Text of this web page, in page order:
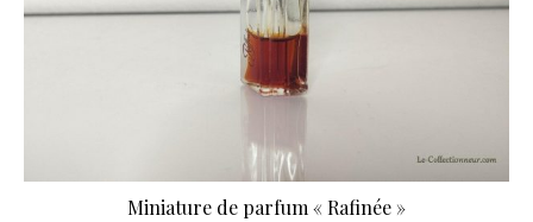
Miniature de parfum « Rafinée »